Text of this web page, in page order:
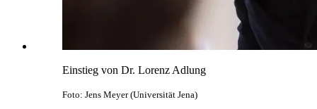
Einstieg von Dr. Lorenz Adlung
Foto: Jens Meyer (Universität Jena)